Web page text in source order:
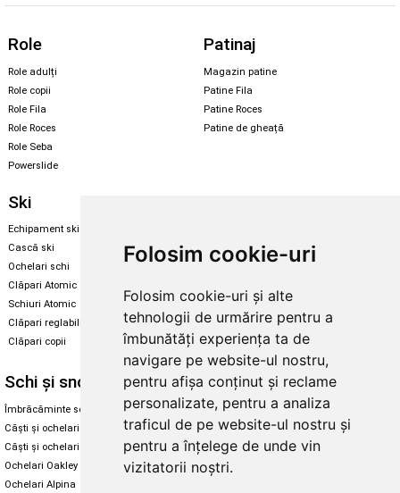
Folosim cookie-uri
Folosim cookie-uri și alte
tehnologii de urmărire pentru a
îmbunătăți experiența ta de
navigare pe website-ul nostru,
pentru afișa conținut și reclame
personalizate, pentru a analiza
traficul de pe website-ul nostru și
pentru a înțelege de unde vin
vizitatorii noștri.
Role
Role adulți
Role copii
Role Fila
Role Roces
Role Seba
Powerslide
Patinaj
Magazin patine
Patine Fila
Patine Roces
Patine de gheață
Ski
Echipament ski
Cască ski
Ochelari schi
Clăpari Atomic
Schiuri Atomic
Clăpari reglabili
Clăpari copii
Echipament snowboard
Skate & longboard
Santa Cruz
Enuff Skateboards
Schi și snowboard
Îmbrăcăminte schi și snowboard
Căști și ochelari de iarnă
Căști și ochelari Alpina
Ochelari Oakley
Ochelari Alpina
Diverse
Cum aleg rolele
Cum aleg ochelarii
Ochelari de soare Oakley
Ochelari de soare Alpina